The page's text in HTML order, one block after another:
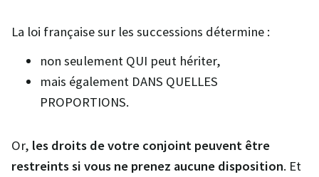
La loi française sur les successions détermine :
non seulement QUI peut hériter,
mais également DANS QUELLES
PROPORTIONS.
Or, les droits de votre conjoint peuvent être
restreints si vous ne prenez aucune disposition. Et